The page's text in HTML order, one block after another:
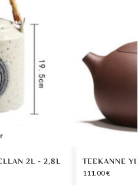
2L - 2,8L
TEEKANNE
111.00€